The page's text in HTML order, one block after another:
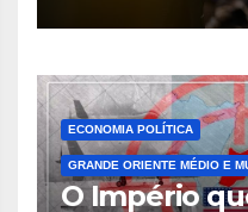
ECONOMIA POLÍTICA
GRANDE ORIENTE MÉDIO E
O Império